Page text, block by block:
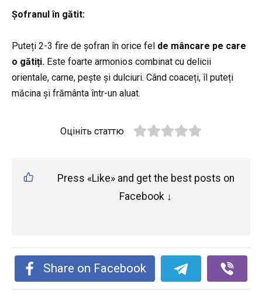
Șofranul în gătit:
Puteți 2-3 fire de șofran în orice fel de mâncare pe care
o gătiți. Este foarte armonios combinat cu delicii
orientale, carne, pește și dulciuri. Când coaceți, îl puteți
măcina și frământa într-un aluat.
Оцініть статтю
Press «Like» and get the best posts on
Facebook ↓
Share on Facebook